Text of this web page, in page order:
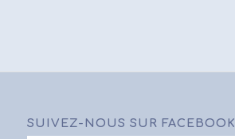
SUIVEZ-NOUS SUR FACEBOOK